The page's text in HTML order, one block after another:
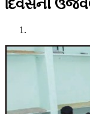
દિવસની